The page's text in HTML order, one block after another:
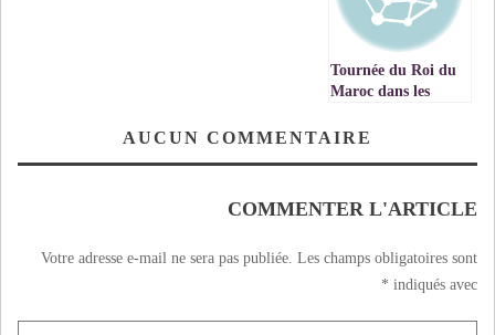
Tournée du Roi du
Maroc dans les
succès
géostratégique et
AUCUN COMMENTAIRE
COMMENTER L'ARTICLE
Votre adresse e-mail ne sera pas publiée. Les champs obligatoires sont
indiqués avec
*